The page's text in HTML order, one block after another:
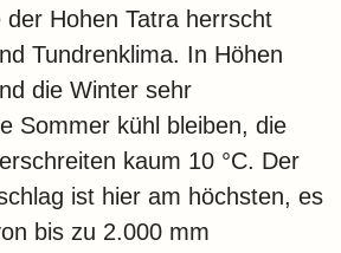
der Hohen Tatra herrscht
Tundrenklima. In Höhen
die Winter sehr
Sommer kühl bleiben, die
kaum 10 °C. Der
ist hier am höchsten, es
bis zu 2.000 mm